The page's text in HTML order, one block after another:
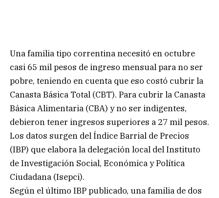
Una familia tipo correntina necesitó en octubre
casi 65 mil pesos de ingreso mensual para no ser
pobre, teniendo en cuenta que eso costó cubrir la
Canasta Básica Total (CBT). Para cubrir la Canasta
Básica Alimentaria (CBA) y no ser indigentes,
debieron tener ingresos superiores a 27 mil pesos.
Los datos surgen del Índice Barrial de Precios
(IBP) que elabora la delegación local del Instituto
de Investigación Social, Económica y Política
Ciudadana (Isepci).
Según el último IBP publicado, una familia de dos